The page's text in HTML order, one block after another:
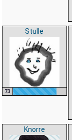
Stulle
73
Knorre